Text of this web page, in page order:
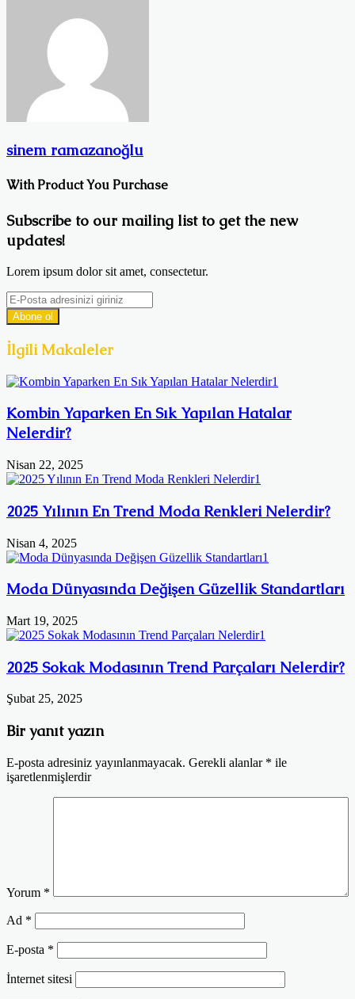
sinem ramazanoğlu
With Product You Purchase
Subscribe to our mailing list to get the new
updates!
Lorem ipsum dolor sit amet, consectetur.
E-
Posta
adresinizi
giriniz
İlgili Makaleler
Kombin Yaparken En Sık Yapılan Hatalar
Nelerdir?
Nisan 22, 2025
2025 Yılının En Trend Moda Renkleri Nelerdir?
Nisan 4, 2025
Moda Dünyasında Değişen Güzellik Standartları
Mart 19, 2025
2025 Sokak Modasının Trend Parçaları Nelerdir?
Şubat 25, 2025
Bir yanıt yazın
E-posta adresiniz yayınlanmayacak. Gerekli alanlar * ile
işaretlenmişlerdir
Yorum *
Ad *
E-posta *
İnternet sitesi